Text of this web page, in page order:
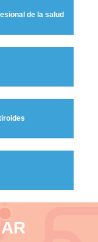
de la salud